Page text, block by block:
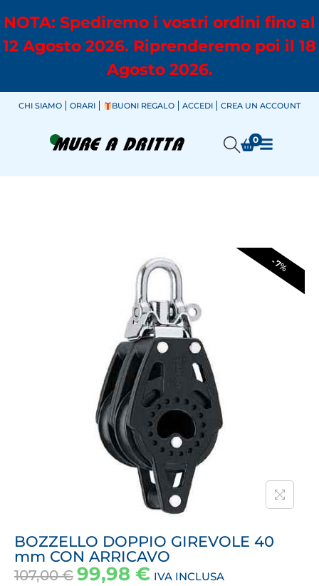
NOTA: Spediremo i vostri ordini fino al
12 Agosto 2026. Riprenderemo poi il 18
Agosto 2026.
CHI SIAMO ORARI BUONI REGALO ACCEDI CREA UN ACCOUNT
0
-7%
BOZZELLO DOPPIO GIREVOLE 40
mm CON ARRICAVO
107,00€ 99,98 € IVA INCLUSA